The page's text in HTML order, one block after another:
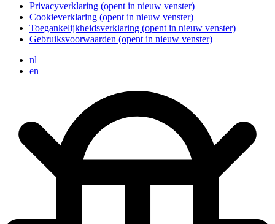
Privacyverklaring (opent in nieuw venster)
Cookieverklaring (opent in nieuw venster)
Toegankelijkheidsverklaring (opent in nieuw venster)
Gebruiksvoorwaarden (opent in nieuw venster)
nl
en